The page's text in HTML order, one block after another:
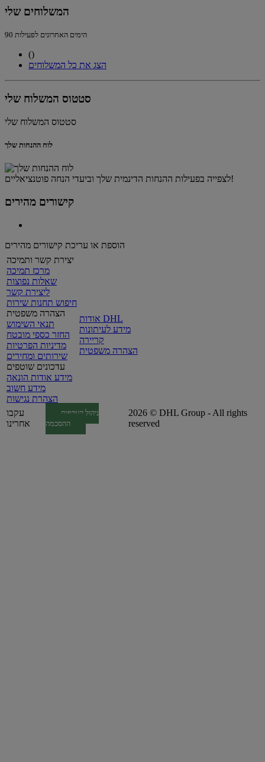
המשלוחים שלי
90 הימים האחרונים לפעילות
()
הצג את כל המשלוחים
סטטוס המשלוח שלי
סטטוס המשלוח שלי
לוח ההנחות שלך
לצפייה בפעילות ההנחות הדינמית שלך וביעדי הנחה פוטנציאליים!
קישורים מהירים
הוספת או עריכת קישורים מהירים
יצירת קשר ותמיכה
מרכז תמיכה
שאלות נפוצות
ליצירת קשר
חיפוש תחנות שירות
הצהרה משפטית
תנאי השימוש
החזר כספי מובטח
מדיניות הפרטיות
שירותים ומחירים
עדכונים שוטפים
מידע אודות הונאה
מידע חשוב
הצהרת נגישות
אודות DHL
מידע לעיתונות
קריירה
הצהרה משפטית
עקבו
אחרינו
ניהול העדפות
ההסכמה
2026 © DHL Group - All rights
reserved